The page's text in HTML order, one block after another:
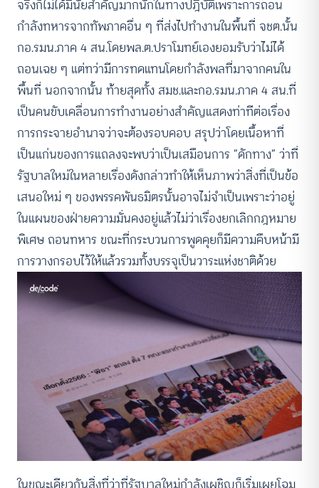
จริงก็ไม่ได้มีนัยสำคัญมากนักในทางปฎิบัติเพราะการถอน
กำลังทหารจากทัพภาคอื่น ๆ ที่ส่งไปทำงานในพื้นที่ จชต.นั้น
กอ.รมน.ภาค 4 สน.โดยพล.ต.ปราโมทย์เองยอมรับว่าไม่ได้
ถอนเฉย ๆ แต่ทว่ามีการทดแทนโดยกำลังพลที่มาจากคนใน
พื้นที่ นอกจากนั้น ท้ายสุดทั้ง สมช.และกอ.รมน.ภาค 4 สน.ที่
เป็นคนขับเคลื่อนการทำงานอย่างสำคัญแสดงท่าทีต่อเรื่อง
การกระจายอำนาจว่าจะต้องรอบคอบ สรุปว่าโดยเนื้อหาที่
เป็นแก่นของการแถลงจะพบว่าเป็นเสมือนการ “ดักทาง” ว่าที่
รัฐบาลใหม่ในหลายเรื่องดังกล่าวทำให้เห็นภาพว่าสิ่งที่เป็นข้อ
เสนอใหม่ ๆ ของพรรคพันธมิตรนั้นอาจไม่จำเป็นเพราะว่าอยู่
ในแผนของฝ่ายความมั่นคงอยู่แล้วไม่ว่าเรื่องยกเลิกกฎหมาย
พิเศษ ถอนทหาร ขณะที่กระบวนการพูดคุยก็มีความคืบหน้ามี
การวางกรอบไว้ให้แล้วรวมทั้งบรรจุเป็นวาระแห่งชาติด้วย